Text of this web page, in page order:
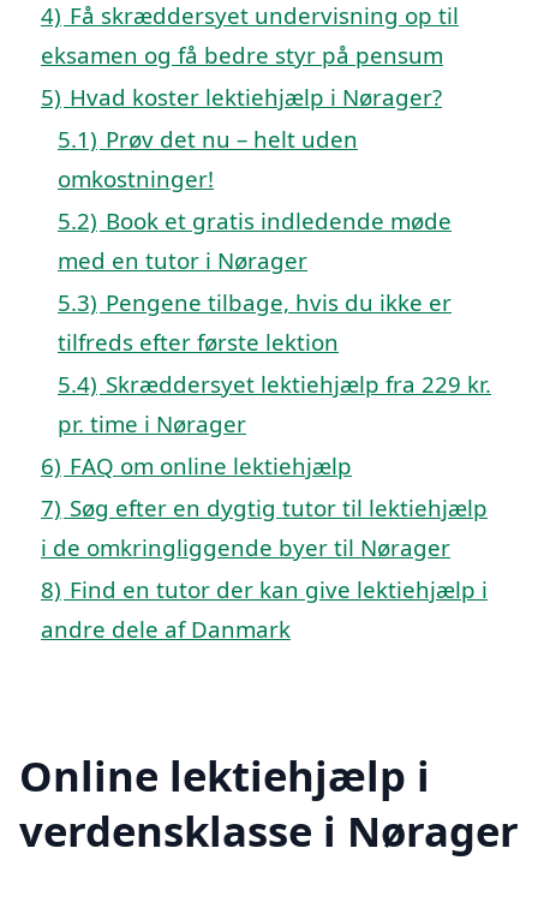
4) Få skræddersyet undervisning op til
eksamen og få bedre styr på pensum
5) Hvad koster lektiehjælp i Nørager?
5.1) Prøv det nu – helt uden
omkostninger!
5.2) Book et gratis indledende møde
med en tutor i Nørager
5.3) Pengene tilbage, hvis du ikke er
tilfreds efter første lektion
5.4) Skræddersyet lektiehjælp fra 229 kr.
pr. time i Nørager
6) FAQ om online lektiehjælp
7) Søg efter en dygtig tutor til lektiehjælp
i de omkringliggende byer til Nørager
8) Find en tutor der kan give lektiehjælp i
andre dele af Danmark
Online lektiehjælp i
verdensklasse i Nørager